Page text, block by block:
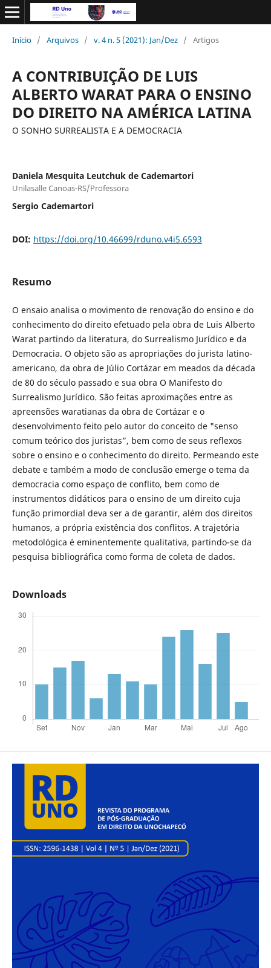
Início / Arquivos / v. 4 n. 5 (2021): Jan/Dez / Artigos
A CONTRIBUIÇÃO DE LUIS
ALBERTO WARAT PARA O ENSINO
DO DIREITO NA AMÉRICA LATINA
O SONHO SURREALISTA E A DEMOCRACIA
Daniela Mesquita Leutchuk de Cademartori
Unilasalle Canoas-RS/Professora
Sergio Cademartori
DOI: https://doi.org/10.46699/rduno.v4i5.6593
Resumo
O ensaio analisa o movimento de renovação do ensino e do
conhecimento do direito efetuado pela obra de Luis Alberto
Warat partindo da literatura, do Surrealismo Jurídico e da
Democracia. O objeto são as apropriações do jurista latino-
americano, da obra de Júlio Cortázar em meados da década
de 80 do século passado e sua obra O Manifesto do
Surrealismo Jurídico. São feitas aproximações entre as
apreensões waratianas da obra de Cortázar e o
desenvolvimento feito pelo autor do conceito de "senso
comum teórico dos juristas”, bem como de seus reflexos
sobre o ensino e o conhecimento do direito. Permeando este
debate e também a modo de conclusão emerge o tema da
democracia como espaço de conflito, bem como de
instrumentos didáticos para o ensino de um direito cuja
função primordial deva ser a de garantir, além dos direitos
humanos, a própria existência dos conflitos. A trajetória
metodológica é eminentemente qualitativa, partindo-se da
pesquisa bibliográfica como forma de coleta de dados.
Downloads